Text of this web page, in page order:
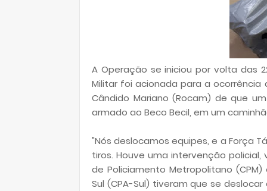
A Operação se iniciou por volta das
Militar foi acionada para a ocorrência
Cândido Mariano (Rocam) de que
armado ao Beco Becil, em um
"Nós deslocamos equipes, e a Força
tiros. Houve uma intervenção
de Policiamento Metropolitano
Sul (CPA-Sul) tiveram que se